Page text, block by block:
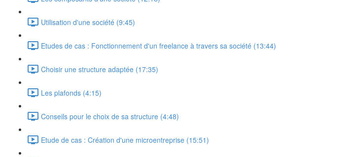
Utilisation d'une société (9:45)
Etudes de cas : Fonctionnement d'un freelance à travers sa société (13:44)
Choisir une structure adaptée (17:35)
Les plafonds (4:15)
Conseils pour le choix de sa structure (4:48)
Etude de cas : Création d'une microentreprise (15:51)